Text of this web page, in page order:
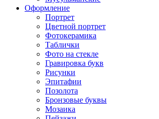
Оформление
Портрет
Цветной портрет
Фотокерамика
Таблички
Фото на стекле
Гравировка букв
Рисунки
Эпитафии
Позолота
Бронзовые буквы
Мозаика